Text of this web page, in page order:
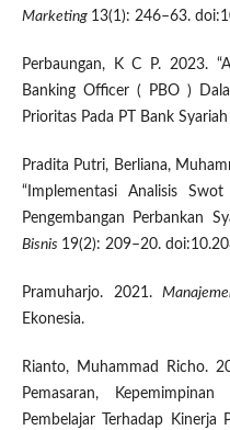
Marketing 13(1): 246–63.
Perbaungan, K C P. 2023.
Banking Officer ( PBO )
Prioritas Pada PT Bank
Pradita Putri, Berliana,
“Implementasi Analisis
Pengembangan Perbankan
Bisnis 19(2): 209–20.
Pramuharjo. 2021.
Ekonesia.
Rianto, Muhammad Richo.
Pemasaran,
Pembelajar Terhadap Kinerja